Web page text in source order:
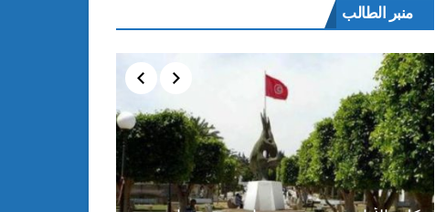
منبر الطالب